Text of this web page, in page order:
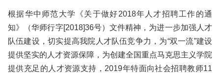
根据华中师范大学《关于做好2018年人才招聘工作的通
知》（华师行字[2018]36号）文件精神，为进一步加强人才
队伍建设，切实提高我院人才队伍竞争力，为“双一流”建设
提供坚实的人才资源保障，为创建全国重点马克思主义学院
提供充足的人才资源支持，2019年特面向社会招聘教师11